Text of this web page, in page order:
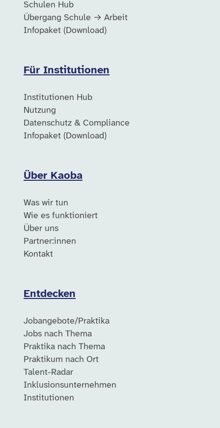
Schulen Hub
Übergang Schule → Arbeit
Infopaket (Download)
Für Institutionen
Institutionen Hub
Nutzung
Datenschutz & Compliance
Infopaket (Download)
Über Kaoba
Was wir tun
Wie es funktioniert
Über uns
Partner:innen
Kontakt
Entdecken
Jobangebote/Praktika
Jobs nach Thema
Praktika nach Thema
Praktikum nach Ort
Talent-Radar
Inklusionsunternehmen
Institutionen